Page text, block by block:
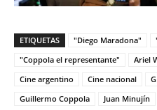
ETIQUETAS "Diego Maradona"
"Coppola el representante"
Ariel
Cine argentino
Cine nacional
Guillermo Coppola
Juan Minujín